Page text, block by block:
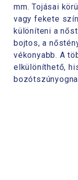
mm. Tojásai
vagy fekete
különíteni a
bojtos, a
vékonyabb. A
elkülöníthető,